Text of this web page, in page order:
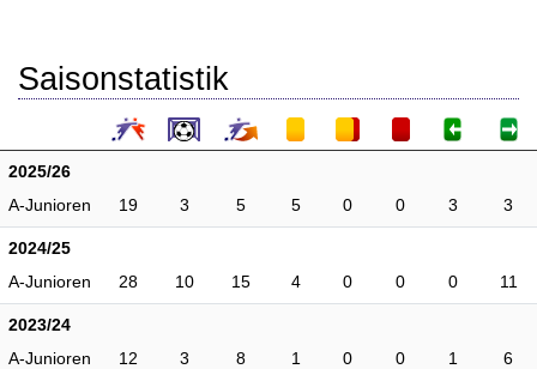
Saisonstatistik
2025/26
A-Junioren
19 3 5 5 0 0 3 3
2024/25
A-Junioren
28 10 15 4 0 0 0 11
2023/24
A-Junioren
12 3 8 1 0 0 1 6